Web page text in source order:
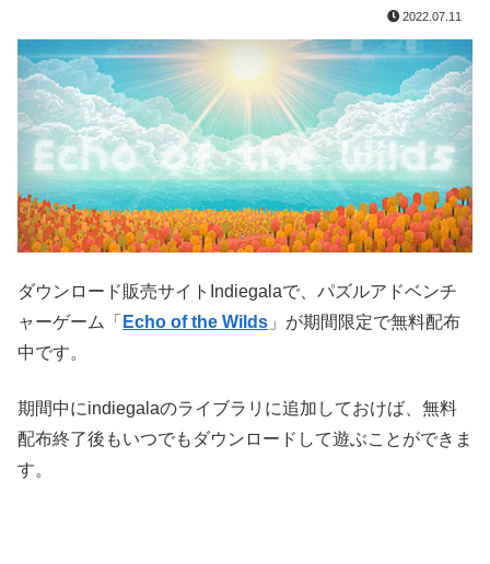
2022.07.11
ダウンロード販売サイトIndiegalaで、パズルアドベンチ
ャーゲーム「 Echo of the Wilds 」が期間限定で無料配布
中です。
期間中にindiegalaのライブラリに追加しておけば、無料
配布終了後もいつでもダウンロードして遊ぶことができま
す。